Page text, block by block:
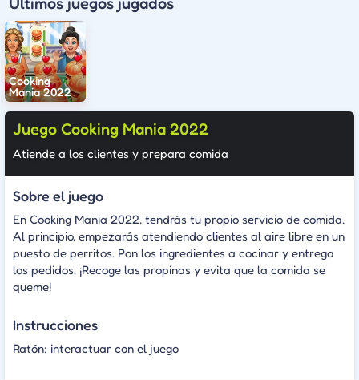
Cooking
Mania 2022
Juego Cooking Mania 2022
Atiende a los clientes y prepara comida
Sobre el juego
En Cooking Mania 2022, tendrás tu propio servicio de comida.
Al principio, empezarás atendiendo clientes al aire libre en un
puesto de perritos. Pon los ingredientes a cocinar y entrega
los pedidos. ¡Recoge las propinas y evita que la comida se
queme!
Instrucciones
Ratón: interactuar con el juego